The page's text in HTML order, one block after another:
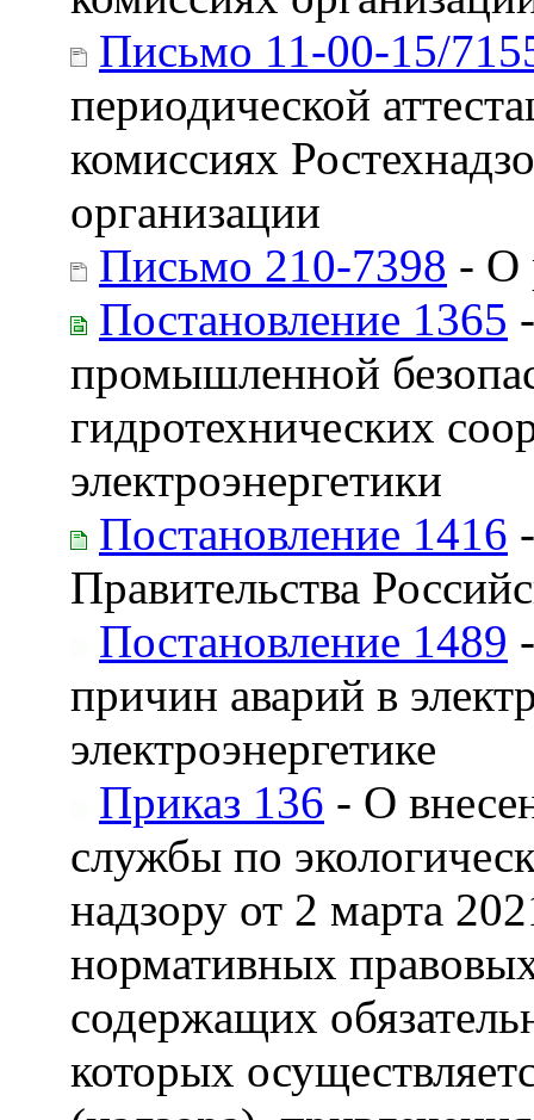
Письмо 11-00-15/
периодической
комиссиях
организации
Письмо 210-7398 - О
Постановление 1365
промышленной
гидротехнических
электроэнергетики
Постановление 1416
Правительства
Постановление 1489
причин аварий в
электроэнергетике
Приказ 136 - О
службы по
надзору от 2 марта
нормативных
содержащих
которых